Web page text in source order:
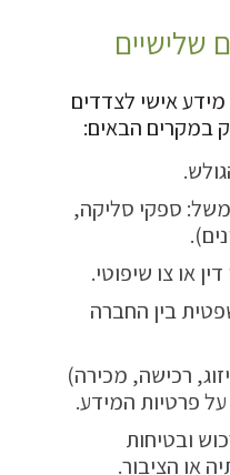
שלישיים
אישי לצדדים
במקרים הבאים:
ספקי סליקה,
או צו שיפוטי.
בין החברה
רכישה, מכירה)
פרטיות המידע.
ובטיחות
או הציבור.